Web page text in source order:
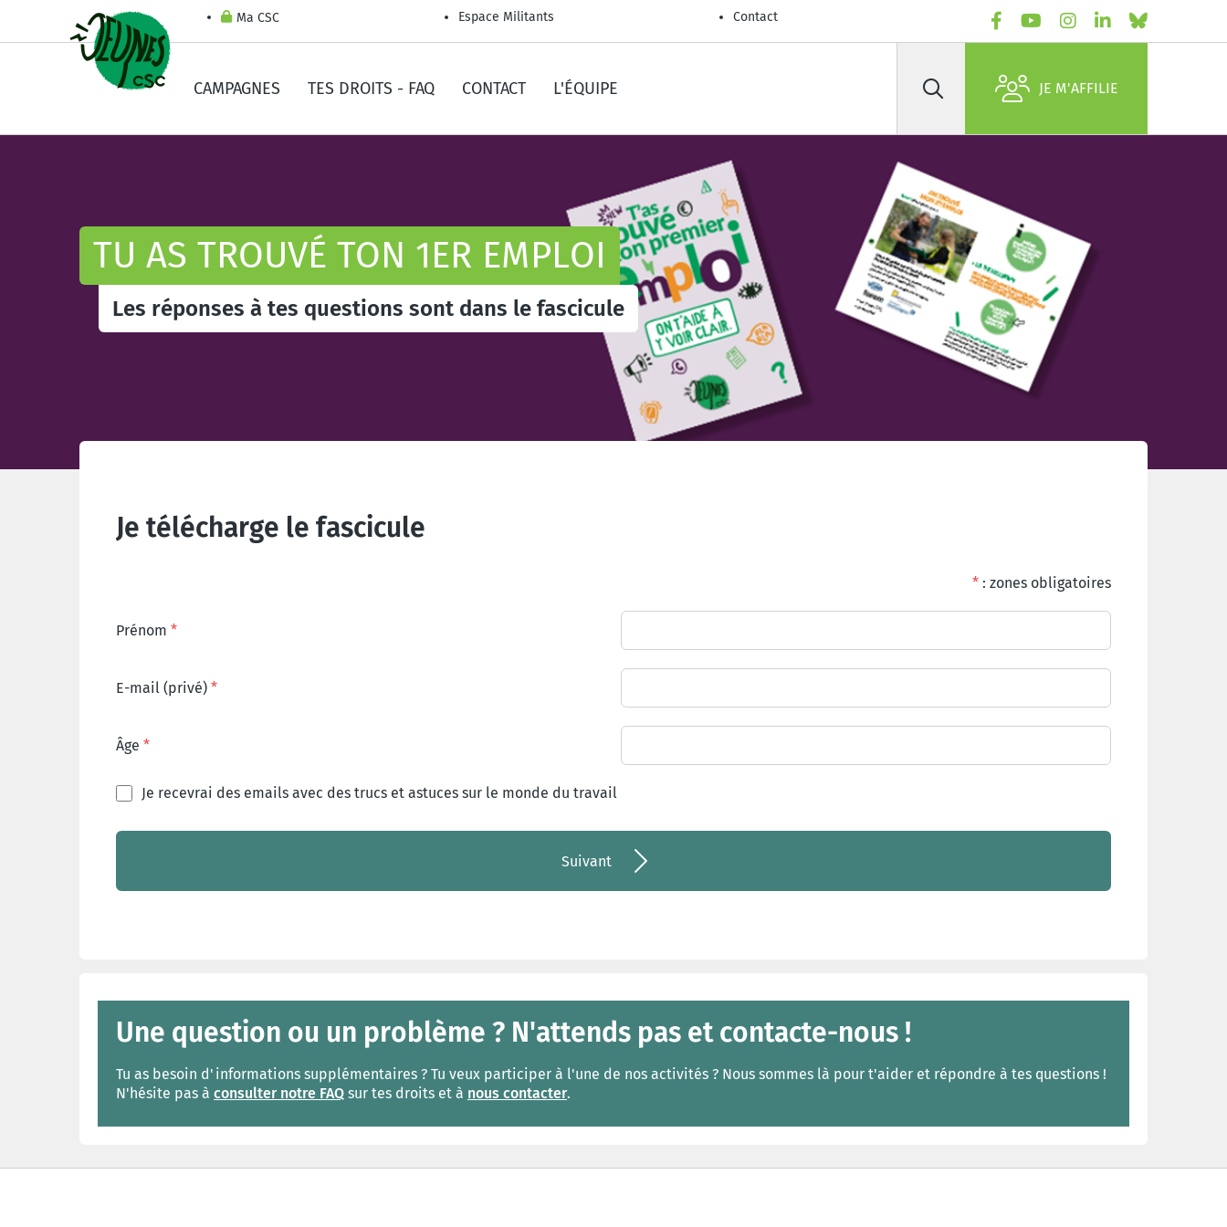
Ma CSC Espace Militants Contact
CAMPAGNES TES DROITS - FAQ CONTACT L'ÉQUIPE Rechercher JE M'AFFILIE
TU AS TROUVÉ TON 1ER EMPLOI
Les réponses à tes questions sont dans le fascicule
Je télécharge le fascicule
* : zones obligatoires
Prénom
E-mail (privé)
Âge
Je recevrai des emails avec des trucs et astuces sur le monde du travail
Suivant
Une question ou un problème ? N'attends pas et contacte-nous !
Tu as besoin d'informations supplémentaires ? Tu veux participer à l'une de nos activités ? Nous sommes là pour t'aider et répondre à tes questions !
N'hésite pas à consulter notre FAQ sur tes droits et à nous contacter.